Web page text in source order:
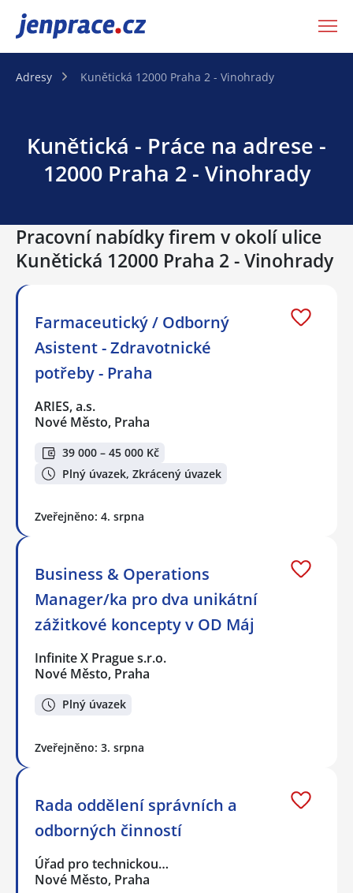
JenPráce.cz
Adresy Kunětická 12000 Praha 2 - Vinohrady
Kunětická - Práce na adrese -
12000 Praha 2 - Vinohrady
Pracovní nabídky firem v okolí ulice
Kunětická 12000 Praha 2 - Vinohrady
Farmaceutický / Odborný
Asistent - Zdravotnické
potřeby - Praha
ARIES, a.s.
Nové Město, Praha
39 000 – 45 000 Kč
Plný úvazek, Zkrácený úvazek
Zveřejněno: 4. srpna
Business & Operations
Manager/ka pro dva unikátní
zážitkové koncepty v OD Máj
Infinite X Prague s.r.o.
Nové Město, Praha
Plný úvazek
Zveřejněno: 3. srpna
Rada oddělení správních a
odborných činností
Úřad pro technickou…
Nové Město, Praha